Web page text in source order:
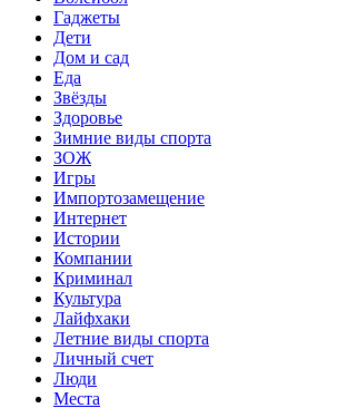
Гаджеты
Дети
Дом и сад
Еда
Звёзды
Здоровье
Зимние виды спорта
ЗОЖ
Игры
Импортозамещение
Интернет
Истории
Компании
Криминал
Культура
Лайфхаки
Летние виды спорта
Личный счет
Люди
Места